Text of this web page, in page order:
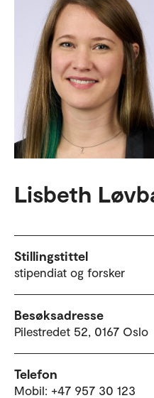
Lisbeth
Stillingstittel
stipendiat og forsker
Besøksadresse
Pilestredet 52, 0167 Oslo
Telefon
Mobil: +47 957 30 123